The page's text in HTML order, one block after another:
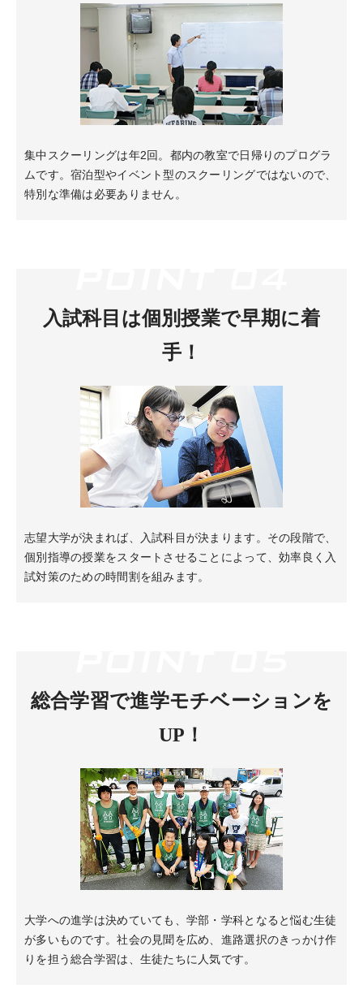
集中スクーリングは年2回。都内の教室で日帰りのプログラ
ムです。宿泊型やイベント型のスクーリングではないので、
特別な準備は必要ありません。
入試科目は個別授業で早期に着
手！
志望大学が決まれば、入試科目が決まります。その段階で、
個別指導の授業をスタートさせることによって、効率良く入
試対策のための時間割を組みます。
総合学習で進学モチベーションを
UP！
大学への進学は決めていても、学部・学科となると悩む生徒
が多いものです。社会の見聞を広め、進路選択のきっかけ作
りを担う総合学習は、生徒たちに人気です。